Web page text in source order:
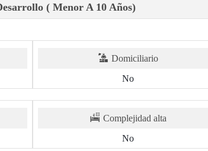
( Menor A 10 Años)
Domiciliario
No
Complejidad alta
No